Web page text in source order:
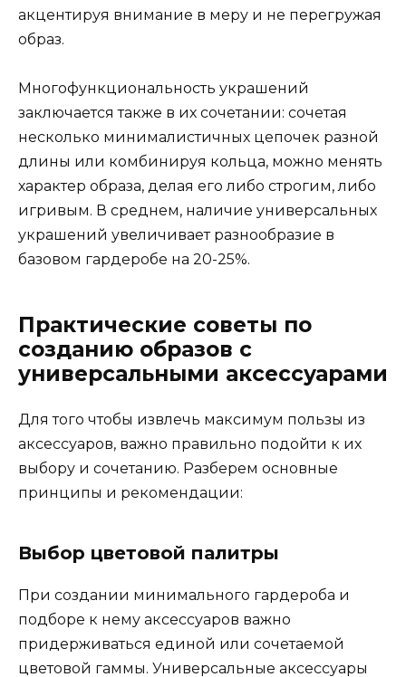
акцентируя внимание в меру и не перегружая
образ.
Многофункциональность украшений
заключается также в их сочетании: сочетая
несколько минималистичных цепочек разной
длины или комбинируя кольца, можно менять
характер образа, делая его либо строгим, либо
игривым. В среднем, наличие универсальных
украшений увеличивает разнообразие в
базовом гардеробе на 20-25%.
Практические советы по
созданию образов с
универсальными аксессуарами
Для того чтобы извлечь максимум пользы из
аксессуаров, важно правильно подойти к их
выбору и сочетанию. Разберем основные
принципы и рекомендации:
Выбор цветовой палитры
При создании минимального гардероба и
подборе к нему аксессуаров важно
придерживаться единой или сочетаемой
цветовой гаммы. Универсальные аксессуары